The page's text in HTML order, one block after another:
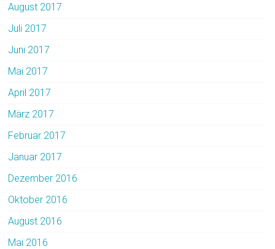
August 2017
Juli 2017
Juni 2017
Mai 2017
April 2017
März 2017
Februar 2017
Januar 2017
Dezember 2016
Oktober 2016
August 2016
Mai 2016